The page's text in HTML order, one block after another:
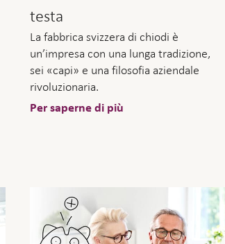
testa
La fabbrica svizzera di chiodi è
un’impresa con una lunga tradizione,
sei «capi» e una filosofia aziendale
rivoluzionaria.
Per saperne di più